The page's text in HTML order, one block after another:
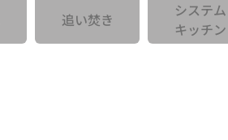
追い焚き
システム
キッチン